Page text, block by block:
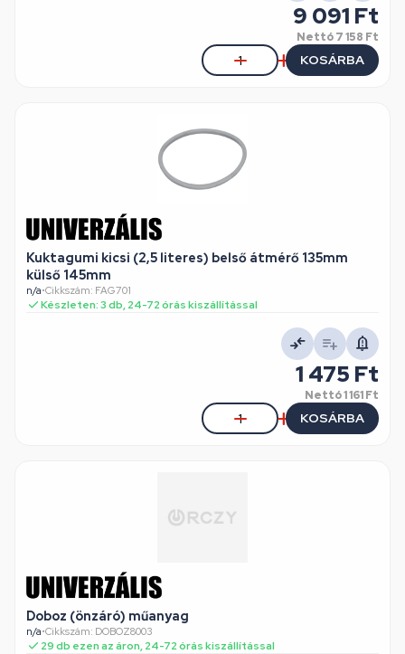
9 091 Ft
Nettó7 158 Ft
KOSÁRBA
Kuktagumi kicsi (2,5 literes) belső átmérő 135mm
külső 145mm
n/a•Cikkszám: FAG701
Készleten: 3 db, 24-72 órás kiszállítással
1 475 Ft
Nettó1 161 Ft
KOSÁRBA
Doboz (önzáró) műanyag
n/a•Cikkszám: DOBOZ8003
29 db ezen az áron, 24-72 órás kiszállítással